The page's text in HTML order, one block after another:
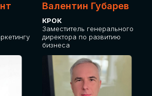
Валентин Губарев
КРОК
Заместитель генерального
директора по развитию
бизнеса